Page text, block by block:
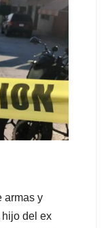
armas y
hijo del ex